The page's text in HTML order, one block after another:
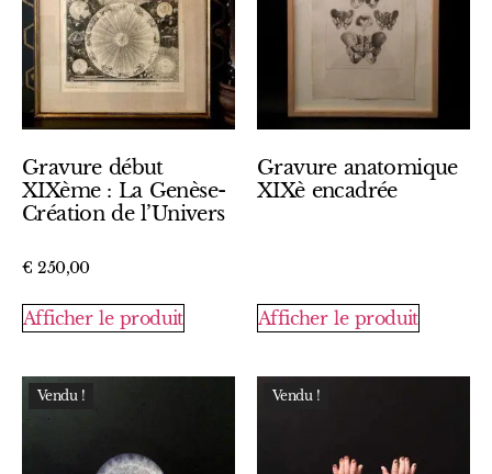
Gravure début
XIXème : La Genèse-
Création de l’Univers
€ 250,00
Afficher le produit
Gravure anatomique
XIXè encadrée
Afficher le produit
Vendu ! Vendu !